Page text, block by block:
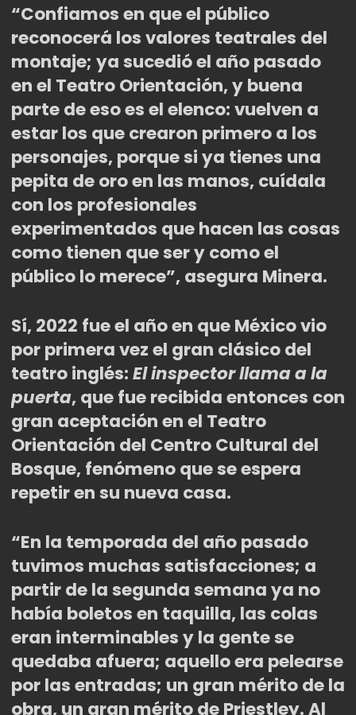
“Confiamos en que el público
reconocerá los valores teatrales del
montaje; ya sucedió el año pasado
en el Teatro Orientación, y buena
parte de eso es el elenco: vuelven a
estar los que crearon primero a los
personajes, porque si ya tienes una
pepita de oro en las manos, cuídala
con los profesionales
experimentados que hacen las cosas
como tienen que ser y como el
público lo merece”, asegura Minera.
Sí, 2022 fue el año en que México vio
por primera vez el gran clásico del
teatro inglés:El inspector llama a la
puerta, que fue recibida entonces con
gran aceptación en el Teatro
Orientación del Centro Cultural del
Bosque, fenómeno que se espera
repetir en su nueva casa.
“En la temporada del año pasado
tuvimos muchas satisfacciones; a
partir de la segunda semana ya no
había boletos en taquilla, las colas
eran interminables y la gente se
quedaba afuera; aquello era pelearse
por las entradas; un gran mérito de la
obra, un gran mérito de Priestley. Al